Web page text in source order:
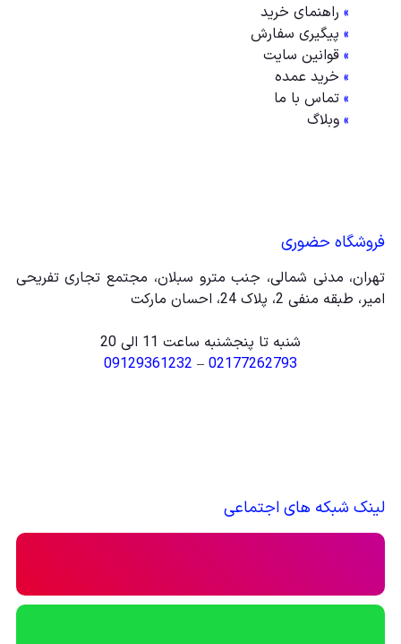
» راهنمای خرید
» پیگیری سفارش
» قوانین سایت
» خرید عمده
» تماس با ما
» وبلاگ
فروشگاه حضوری
تهران، مدنی شمالی، جنب مترو سبلان، مجتمع تجاری تفریحی
امیر، طبقه منفی 2، پلاک 24، احسان مارکت
شنبه تا پنجشنبه ساعت 11 الی 20
02177262793
–
09129361232
لینک شبکه های اجتماعی